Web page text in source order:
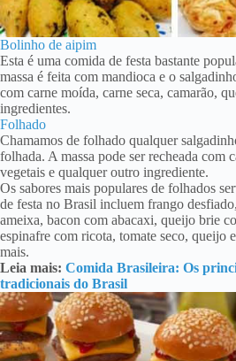
Bolinho de aipim
Esta é uma comida de festa bastante
massa é feita com mandioca e o
com carne moída, carne seca, camarão,
ingredientes.
Folhado
Chamamos de folhado qualquer
folhada. A massa pode ser recheada com
vegetais e qualquer outro ingrediente.
Os sabores mais populares de folhados
de festa no Brasil incluem frango
ameixa, bacon com abacaxi, queijo brie
espinafre com ricota, tomate seco, queijo
mais.
Leia mais: Comida Brasileira: Os
tradicionais do Brasil